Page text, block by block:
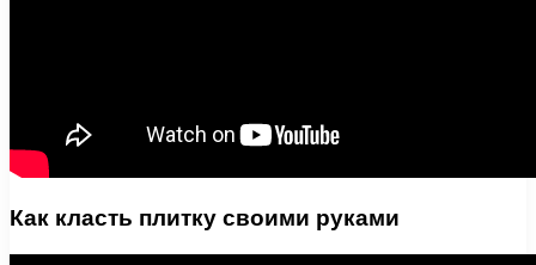
Как класть плитку своими руками